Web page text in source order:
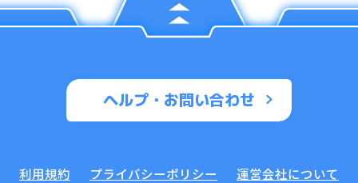
ヘルプ・お問い合わせ
利用規約 プライバシーポリシー
運営会社について